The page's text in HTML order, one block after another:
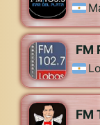
FM
FM